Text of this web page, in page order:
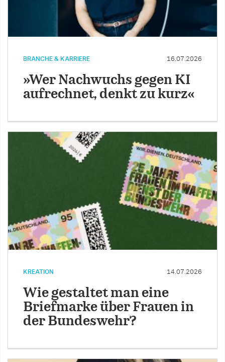
BRANCHE & KARRIERE 16.07.2026
»Wer Nachwuchs gegen KI
aufrechnet, denkt zu kurz«
KREATION 14.07.2026
Wie gestaltet man eine
Briefmarke über Frauen in
der Bundeswehr?